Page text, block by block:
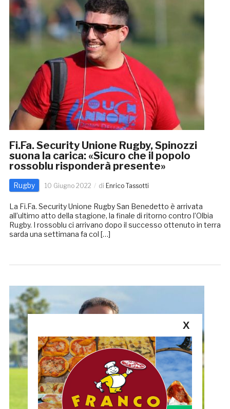
Fi.Fa. Security Unione Rugby, Spinozzi
suona la carica: «Sicuro che il popolo
rossoblu risponderà presente»
Rugby 10 Giugno 2022 di Enrico Tassotti
La Fi.Fa. Security Unione Rugby San Benedetto è arrivata
all’ultimo atto della stagione, la finale di ritorno contro l’Olbia
Rugby. I rossoblu ci arrivano dopo il successo ottenuto in terra
sarda una settimana fa col […]
X